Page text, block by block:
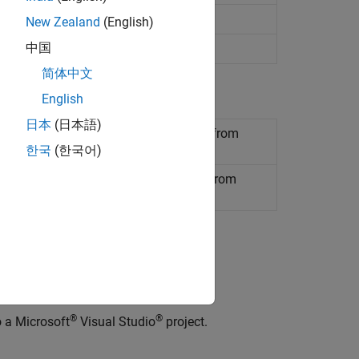
relocation
for C/C++ code generation from
object for C/C++ code generation from
a Microsoft® Visual Studio® project.
New Zealand (English)
中国
简体中文
English
日本 (日本語)
한국 (한국어)